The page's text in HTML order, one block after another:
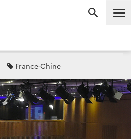
France-Chine